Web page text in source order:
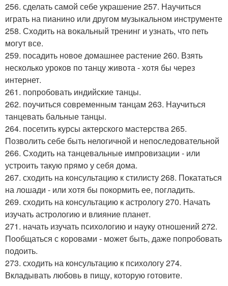
256. сделать самой себе украшение 257. Научиться
играть на пианино или другом музыкальном инструменте
258. Сходить на вокальный тренинг и узнать, что петь
могут все.
259. посадить новое домашнее растение 260. Взять
несколько уроков по танцу живота - хотя бы через
интернет.
261. попробовать индийские танцы.
262. поучиться современным танцам 263. Научиться
танцевать бальные танцы.
264. посетить курсы актерского мастерства 265.
Позволить себе быть нелогичной и непоследовательной
266. Сходить на танцевальные импровизации - или
устроить такую прямо у себя дома.
267. сходить на консультацию к стилисту 268. Покататься
на лошади - или хотя бы покормить ее, погладить.
269. сходить на консультацию к астрологу 270. Начать
изучать астрологию и влияние планет.
271. начать изучать психологию и науку отношений 272.
Пообщаться с коровами - может быть, даже попробовать
подоить.
273. сходить на консультацию к психологу 274.
Вкладывать любовь в пищу, которую готовите.